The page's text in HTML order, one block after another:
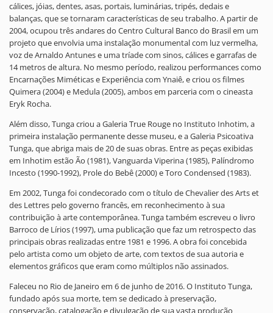
cálices, jóias, dentes, asas, portais, luminárias, tripés, dedais e
balanças, que se tornaram características de seu trabalho. A partir de
2004, ocupou três andares do Centro Cultural Banco do Brasil em um
projeto que envolvia uma instalação monumental com luz vermelha,
voz de Arnaldo Antunes e uma tríade com sinos, cálices e garrafas de
14 metros de altura. No mesmo período, realizou performances como
Encarnações Miméticas e Experiência com Ynaiê, e criou os filmes
Quimera (2004) e Medula (2005), ambos em parceria com o cineasta
Eryk Rocha.
Além disso, Tunga criou a Galeria True Rouge no Instituto Inhotim, a
primeira instalação permanente desse museu, e a Galeria Psicoativa
Tunga, que abriga mais de 20 de suas obras. Entre as peças exibidas
em Inhotim estão Ão (1981), Vanguarda Viperina (1985), Palíndromo
Incesto (1990-1992), Prole do Bebê (2000) e Toro Condensed (1983).
Em 2002, Tunga foi condecorado com o título de Chevalier des Arts et
des Lettres pelo governo francês, em reconhecimento à sua
contribuição à arte contemporânea. Tunga também escreveu o livro
Barroco de Lírios (1997), uma publicação que faz um retrospecto das
principais obras realizadas entre 1981 e 1996. A obra foi concebida
pelo artista como um objeto de arte, com textos de sua autoria e
elementos gráficos que eram como múltiplos não assinados.
Faleceu no Rio de Janeiro em 6 de junho de 2016. O Instituto Tunga,
fundado após sua morte, tem se dedicado à preservação,
conservação, catalogação e divulgação de sua vasta produção